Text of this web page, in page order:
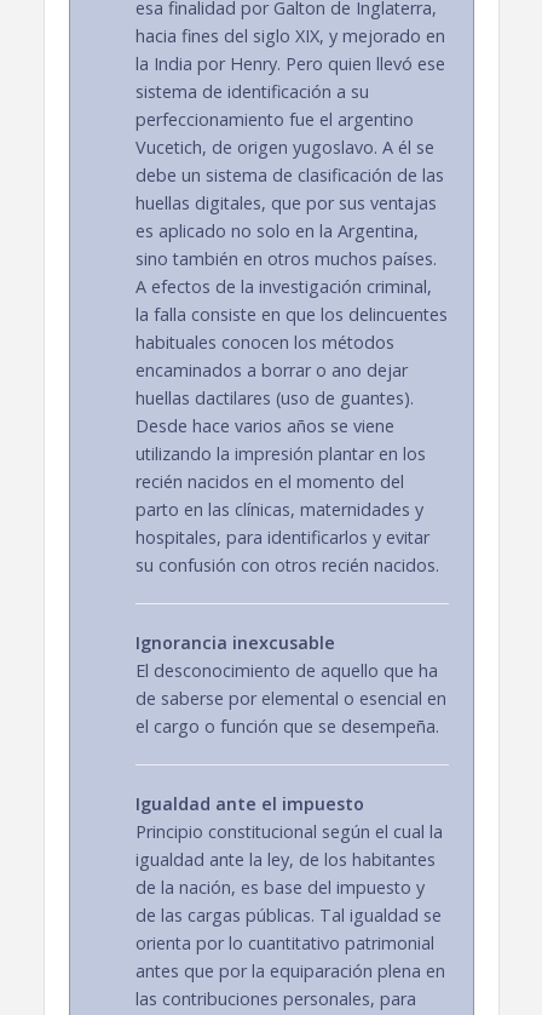
esa finalidad por Galton de Inglaterra,
hacia fines del siglo XIX, y mejorado en
la India por Henry. Pero quien llevó ese
sistema de identificación a su
perfeccionamiento fue el argentino
Vucetich, de origen yugoslavo. A él se
debe un sistema de clasificación de las
huellas digitales, que por sus ventajas
es aplicado no solo en la Argentina,
sino también en otros muchos países.
A efectos de la investigación criminal,
la falla consiste en que los delincuentes
habituales conocen los métodos
encaminados a borrar o ano dejar
huellas dactilares (uso de guantes).
Desde hace varios años se viene
utilizando la impresión plantar en los
recién nacidos en el momento del
parto en las clínicas, maternidades y
hospitales, para identificarlos y evitar
su confusión con otros recién nacidos.
Ignorancia inexcusable
El desconocimiento de aquello que ha
de saberse por elemental o esencial en
el cargo o función que se desempeña.
Igualdad ante el impuesto
Principio constitucional según el cual la
igualdad ante la ley, de los habitantes
de la nación, es base del impuesto y
de las cargas públicas. Tal igualdad se
orienta por lo cuantitativo patrimonial
antes que por la equiparación plena en
las contribuciones personales, para